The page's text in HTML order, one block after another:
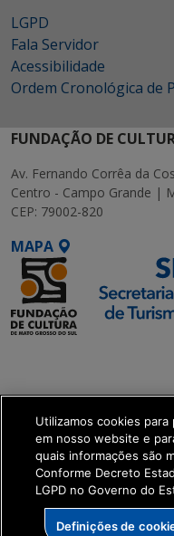
LGPD
Fala Servidor
Acessibilidade
Ordem Cronológica de
FUNDAÇÃO DE
Av. Fernando Corrêa da
Centro - Campo Grande |
CEP: 79002-820
MAPA
get_footer();
Utilizamos cookies
em nosso website e
quais informações são
Conforme Decreto
LGPD no Governo do
Definições de